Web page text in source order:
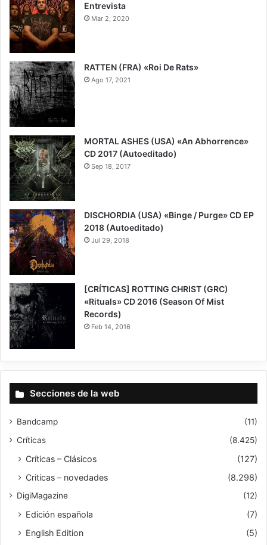
Entrevista
Mar 2, 2020
8
RATTEN (FRA) «Roi De Rats»
Ago 17, 2021
7
MORTAL ASHES (USA) «An Abhorrence»
CD 2017 (Autoeditado)
Sep 18, 2017
8
DISCHORDIA (USA) «Binge / Purge» CD EP
2018 (Autoeditado)
Jul 29, 2018
[CRÍTICAS] ROTTING CHRIST (GRC)
«Rituals» CD 2016 (Season Of Mist
Records)
Feb 14, 2016
Secciones de la web
Bandcamp
(11)
Críticas
(8.425)
Críticas – Clásicos
(127)
Criticas – novedades
(8.298)
DigiMagazine (12)
Edición española
(7)
English Edition
(5)